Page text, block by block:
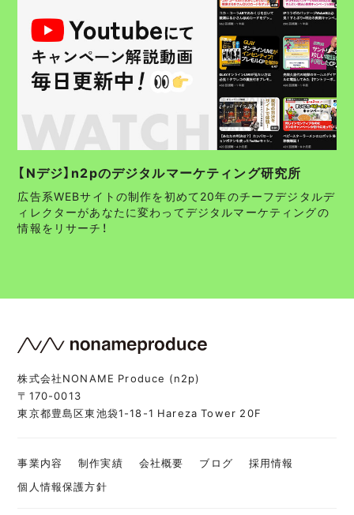
【Nデジ】n2pのデジタルマーケティング研究所
広告系WEBサイトの制作を初めて20年のチーフデジタルデ
ィレクターがあなたに変わってデジタルマーケティングの
情報をリサーチ！
株式会社NONAME Produce (n2p)
〒170-0013
東京都豊島区東池袋1-18-1 Hareza Tower 20F
事業内容 制作実績 会社概要 ブログ
採用情報
個人情報保護方針